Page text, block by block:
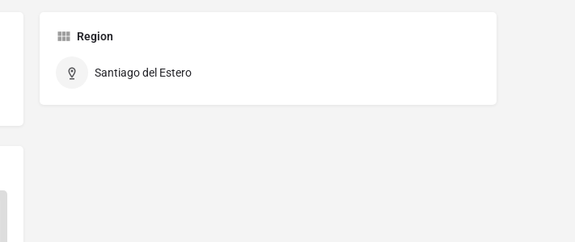
Region
Santiago del Estero